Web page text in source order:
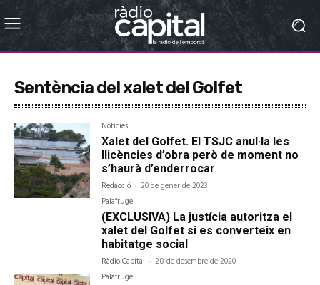
Sentència del xalet del Golfet
Notícies
Xalet del Golfet. El TSJC anul·la les
llicències d’obra però de moment no
s’haurà d’enderrocar
Redacció - 20 de gener de 2023
Palafrugell
(EXCLUSIVA) La justícia autoritza el
xalet del Golfet si es converteix en
habitatge social
Ràdio Capital - 28 de desembre de 2020
Palafrugell